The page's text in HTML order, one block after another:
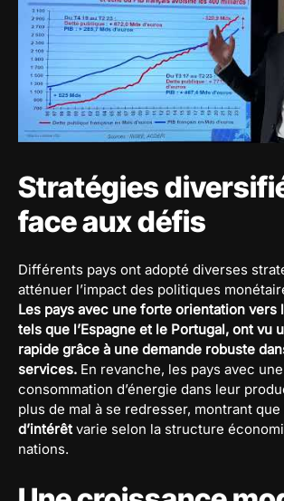
Stratégies
face aux défis
Différents pays ont adopté diverses
atténuer l’impact des politiques
Les pays avec une forte orientation vers
tels que l’Espagne et le Portugal, ont vu
rapide grâce à une demande robuste
services. En revanche, les pays avec
consommation d’énergie dans leur
plus de mal à se redresser, montrant que
d’intérêtvarie selon la structure
nations.